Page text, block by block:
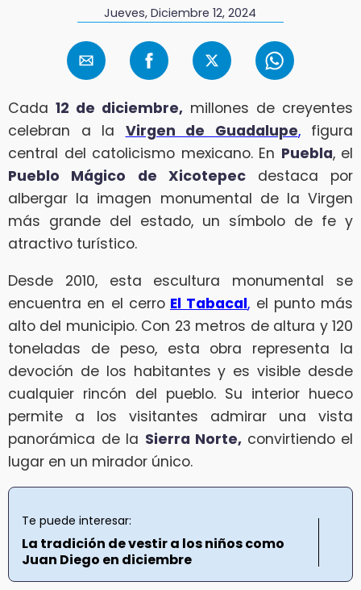
Jueves, Diciembre 12, 2024
Cada 12 de diciembre, millones de creyentes
celebran a la Virgen de Guadalupe,figura
central del catolicismo mexicano. En Puebla, el
Pueblo Mágico de Xicotepec destaca por
albergar la imagen monumental de la Virgen
más grande del estado, un símbolo de fe y
atractivo turístico.
Desde 2010, esta escultura monumental se
encuentra en el cerro El Tabacal, el punto más
alto del municipio. Con 23 metros de altura y 120
toneladas de peso, esta obra representa la
devoción de los habitantes y es visible desde
cualquier rincón del pueblo. Su interior hueco
permite a los visitantes admirar una vista
panorámica de la Sierra Norte, convirtiendo el
lugar en un mirador único.
Te puede interesar:
La tradición de vestir a los niños como
Juan Diego en diciembre